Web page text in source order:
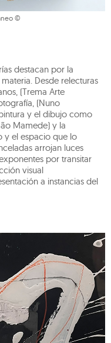
©
destacan por la
Desde relecturas
(Trema Arte
(Nuno
y el dibujo como
Mamede) y la
y el espacio que lo
arrojan luces
por transitar
visual
a instancias del